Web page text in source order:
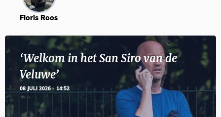
Floris Roos
‘Welkom in het San Siro van de
Veluwe’
08 JULI 2026 - 14:52